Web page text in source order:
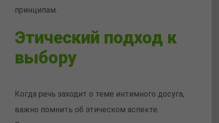
принципам.
Этический подход к
выбору
Когда речь заходит о теме интимного досуга,
важно помнить об этическом аспекте.